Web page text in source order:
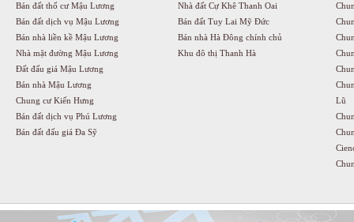
Bán đất thổ cư Mậu Lương
Bán đất dịch vụ Mậu Lương
Bán nhà liền kề Mậu Lương
Nhà mặt đường Mậu Lương
Đất đấu giá Mậu Lương
Bán nhà Mậu Lương
Chung cư Kiến Hưng
Bán đất dịch vụ Phú Lương
Bán đất đấu giá Đa Sỹ
Nhà đất Cự Khê Thanh Oai
Bán đất Tuy Lai Mỹ Đức
Bán nhà Hà Đông chính chủ
Khu đô thị Thanh Hà
Lũ